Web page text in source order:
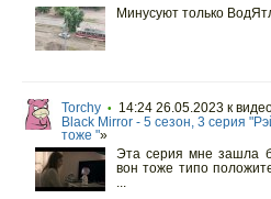
Минусуют только
Torchy • 14:24 26.05.2023 к
Black Mirror - 5 сезон, 3 серия
тоже "»
Эта серия мне зашла
вон тоже типо
...